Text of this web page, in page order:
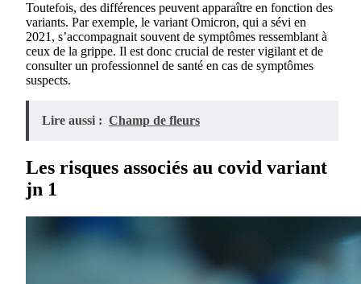
Toutefois, des différences peuvent apparaître en fonction des
variants. Par exemple, le variant Omicron, qui a sévi en
2021, s’accompagnait souvent de symptômes ressemblant à
ceux de la grippe. Il est donc crucial de rester vigilant et de
consulter un professionnel de santé en cas de symptômes
suspects.
Lire aussi : Champ de fleurs
Les risques associés au covid variant
jn 1